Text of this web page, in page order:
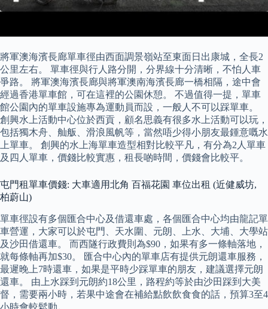
將軍澳海濱長廊單車徑由西面調景嶺站至東面日出康城，全長2
公里左右。 單車徑與行人路分開，分界線十分清晰，不怕人車
爭路。 將軍澳海濱長廊與將軍澳南海濱長廊一橋相隔，途中會
經過香港單車館，可在這裡的公園休憩。 不過值得一提，單車
館公園內的單車設施專為運動員而設，一般人不可以踩單車。
創興水上活動中心位於西貢，顧名思義有很多水上活動可以玩，
包括獨木舟、舢舨、滑浪風帆等，當然唔少得小朋友最鍾意嘅水
上單車。 創興的水上海單車造型相對比較平凡，有分為2人單車
及四人單車，價錢比較實惠，租長啲時間，價錢會比較平。
屯門租單車價錢: 大車適用北角 百福花園 車位出租 (近健威坊,
柏蔚山)
單車徑設有多個匯合中心及借還車處，各個匯合中心均由龍記單
車營運，大家可以於屯門、天水圍、元朗、上水、大埔、大學站
及沙田借還車。 而西隧行政費則為$90，如果有多一條軸落地，
就每條軸再加$30。 匯合中心內的單車店有提供元朗還車服務，
最遲晚上7時還車，如果是平時少踩單車的朋友，建議選擇元朗
還車。 由上水踩到元朗約18公里，路程約等於由沙田踩到大美
督，需要兩小時，若果中途會在補給點飲飲食食的話，預算3至4